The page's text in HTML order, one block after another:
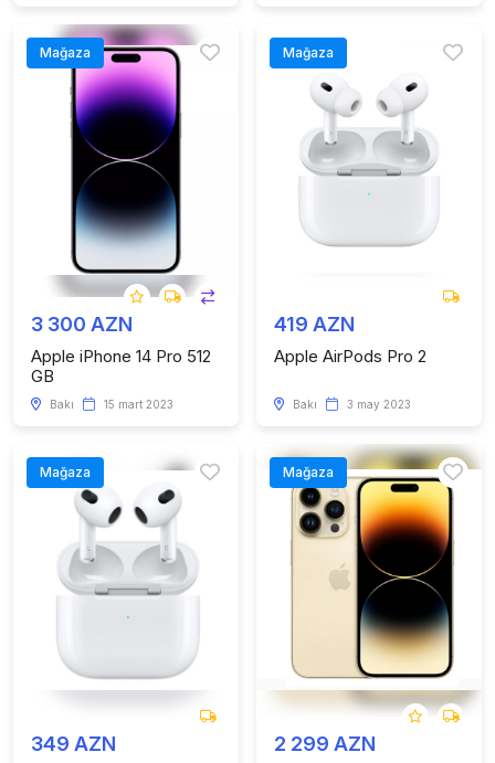
Mağaza
3 300 AZN
Apple iPhone 14 Pro 512
GB
Bakı 15 mart 2023
Mağaza
419 AZN
Apple AirPods Pro 2
Bakı 3 may 2023
Mağaza
349 AZN
Mağaza
2 299 AZN